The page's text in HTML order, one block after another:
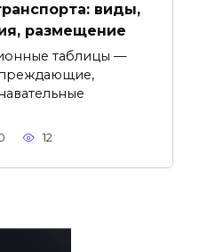
виды,
размещение
таблицы —
12